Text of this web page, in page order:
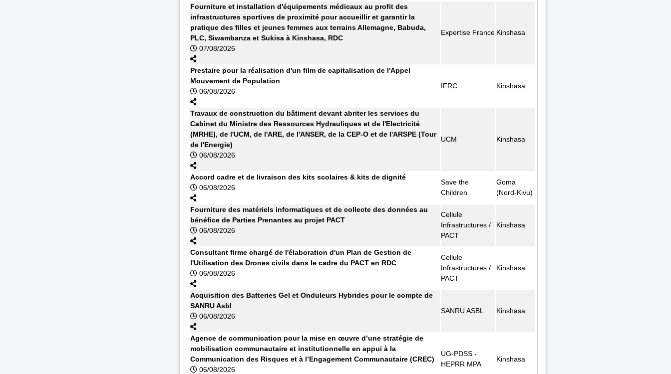
Fourniture et installation d'équipements médicaux au profit des
infrastructures sportives de proximité pour accueillir et garantir la
pratique des filles et jeunes femmes aux terrains Allemagne, Babuda,
PLC, Siwambanza et Sukisa à Kinshasa, RDC
07/08/2026
Expertise France Kinshasa
Prestaire pour la réalisation d'un film de capitalisation de l'Appel
Mouvement de Population
06/08/2026
IFRC Kinshasa
Travaux de construction du bâtiment devant abriter les services du
Cabinet du Ministre des Ressources Hydrauliques et de l'Electricité
(MRHE), de l'UCM, de l'ARE, de l'ANSER, de la CEP-O et de l'ARSPE (Tour
de l'Energie)
06/08/2026
UCM Kinshasa
Accord cadre et de livraison des kits scolaires & kits de dignité
06/08/2026
Save the
Children
Goma
(Nord-Kivu)
Fourniture des matériels informatiques et de collecte des données au
bénéfice de Parties Prenantes au projet PACT
06/08/2026
Cellule
Infrastructures /
PACT
Kinshasa
Consultant firme chargé de l'élaboration d'un Plan de Gestion de
l'Utilisation des Drones civils dans le cadre du PACT en RDC
06/08/2026
Cellule
Infrastructures /
PACT
Kinshasa
Acquisition des Batteries Gel et Onduleurs Hybrides pour le compte de
SANRU Asbl
06/08/2026
SANRU ASBL Kinshasa
Agence de communication pour la mise en œuvre d’une stratégie de
mobilisation communautaire et institutionnelle en appui à la
Communication des Risques et à l’Engagement Communautaire (CREC)
06/08/2026
UG-PDSS -
HEPRR MPA
Kinshasa